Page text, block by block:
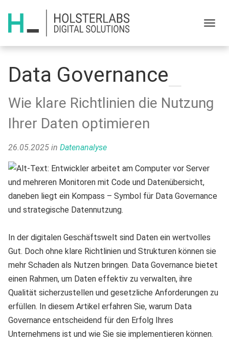
Menu
Data Governance
Wie klare Richtlinien die Nutzung
Ihrer Daten optimieren
26.05.2025 in Datenanalyse
In der digitalen Geschäftswelt sind Daten ein wertvolles
Gut. Doch ohne klare Richtlinien und Strukturen können sie
mehr Schaden als Nutzen bringen. Data Governance bietet
einen Rahmen, um Daten effektiv zu verwalten, ihre
Qualität sicherzustellen und gesetzliche Anforderungen zu
erfüllen. In diesem Artikel erfahren Sie, warum Data
Governance entscheidend für den Erfolg Ihres
Unternehmens ist und wie Sie sie implementieren können.